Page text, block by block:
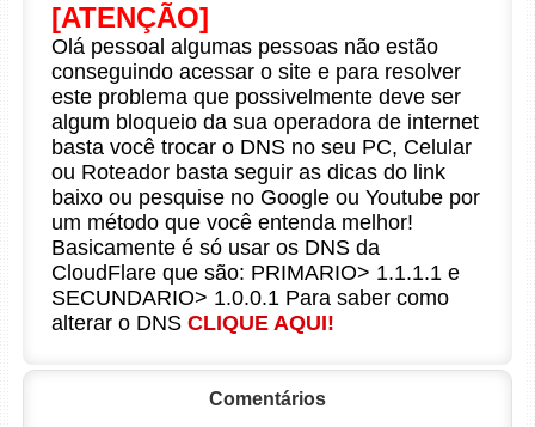
[ATENÇÃO]
Olá pessoal algumas pessoas não estão
conseguindo acessar o site e para resolver
este problema que possivelmente deve ser
algum bloqueio da sua operadora de internet
basta você trocar o DNS no seu PC, Celular
ou Roteador basta seguir as dicas do link
baixo ou pesquise no Google ou Youtube por
um método que você entenda melhor!
Basicamente é só usar os DNS da
CloudFlare que são: PRIMARIO> 1.1.1.1 e
SECUNDARIO> 1.0.0.1 Para saber como
alterar o DNS CLIQUE AQUI!
Comentários